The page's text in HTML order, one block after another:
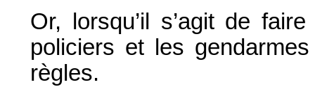
Or, lorsqu’il s’agit de
policiers et les
règles.